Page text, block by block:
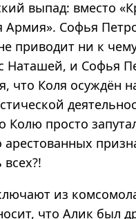
выпад: вместо
Армия». Софья
приводит ни к
Наташей, и Софья
что Коля осуждён
Колю просто
из
что Алик был